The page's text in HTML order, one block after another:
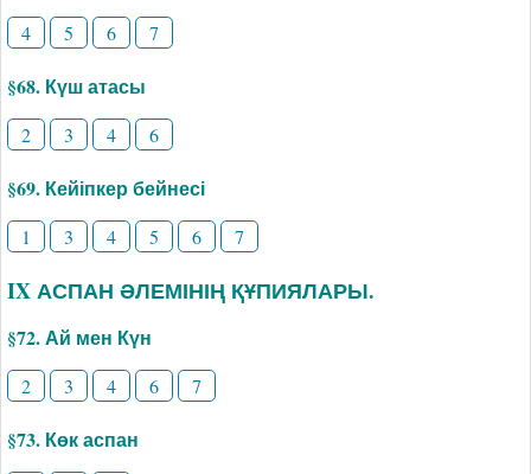
4 5 6 7
§68. Күш атасы
2 3 4 6
§69. Кейіпкер бейнесі
1 3 4 5 6 7
IX АСПАН ӘЛЕМІНІҢ ҚҰПИЯЛАРЫ.
§72. Ай мен Күн
2 3 4 6 7
§73. Көк аспан